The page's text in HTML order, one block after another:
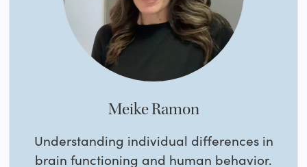
Meike Ramon
Understanding individual differences in
brain functioning and human behavior.